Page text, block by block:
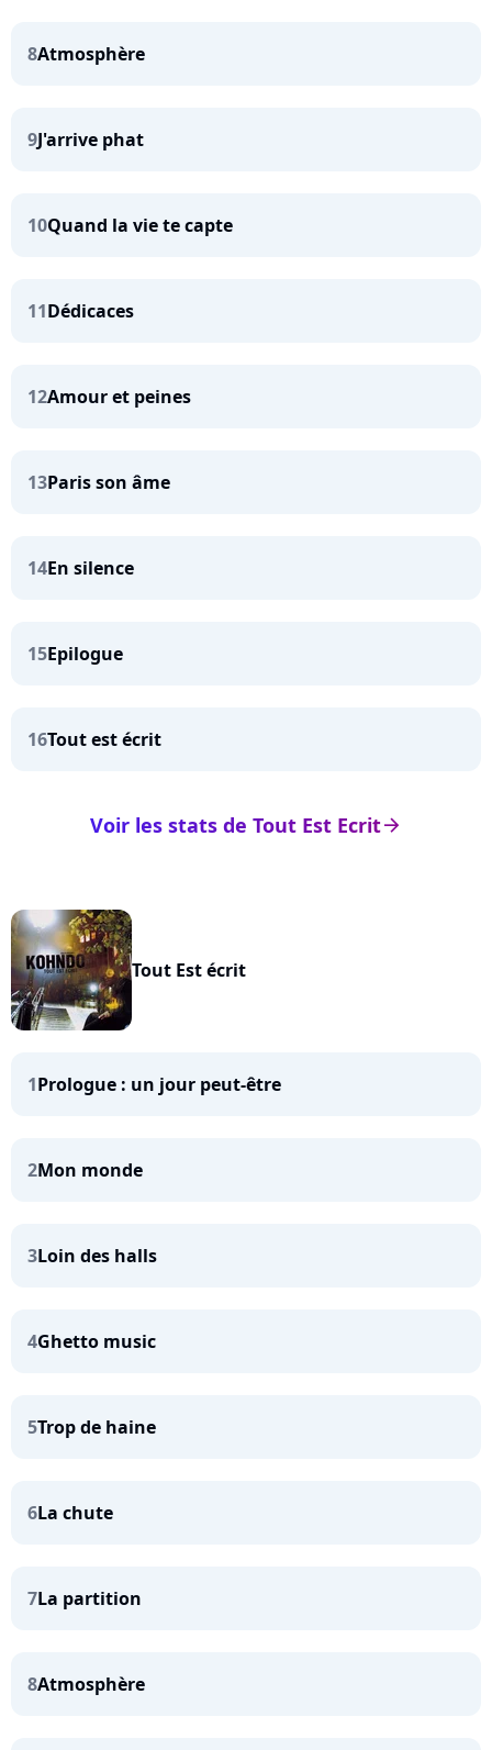
8Atmosphère
9J'arrive phat
10Quand la vie te capte
11Dédicaces
12Amour et peines
13Paris son âme
14En silence
15Epilogue
16Tout est écrit
arrow_right
Voir les stats de Tout Est Ecrit
Tout Est écrit
1Prologue : un jour peut-être
2Mon monde
3Loin des halls
4Ghetto music
5Trop de haine
6La chute
7La partition
8Atmosphère